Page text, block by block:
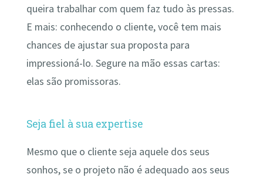
queira trabalhar com quem faz tudo às pressas.
E mais: conhecendo o cliente, você tem mais
chances de ajustar sua proposta para
impressioná-lo. Segure na mão essas cartas:
elas são promissoras.
Seja fiel à sua expertise
Mesmo que o cliente seja aquele dos seus
sonhos, se o projeto não é adequado aos seus